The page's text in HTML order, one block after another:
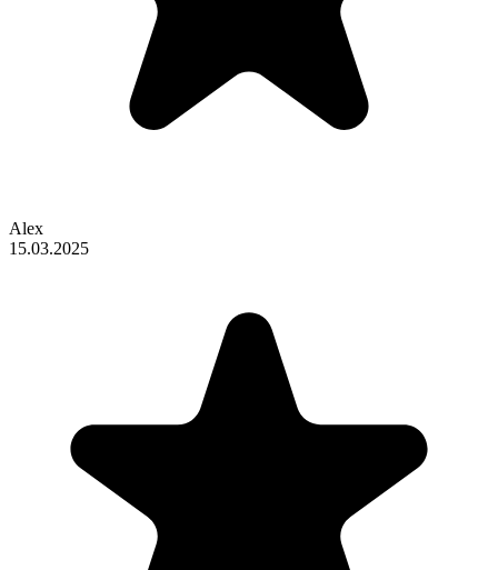
Alex
15.03.2025